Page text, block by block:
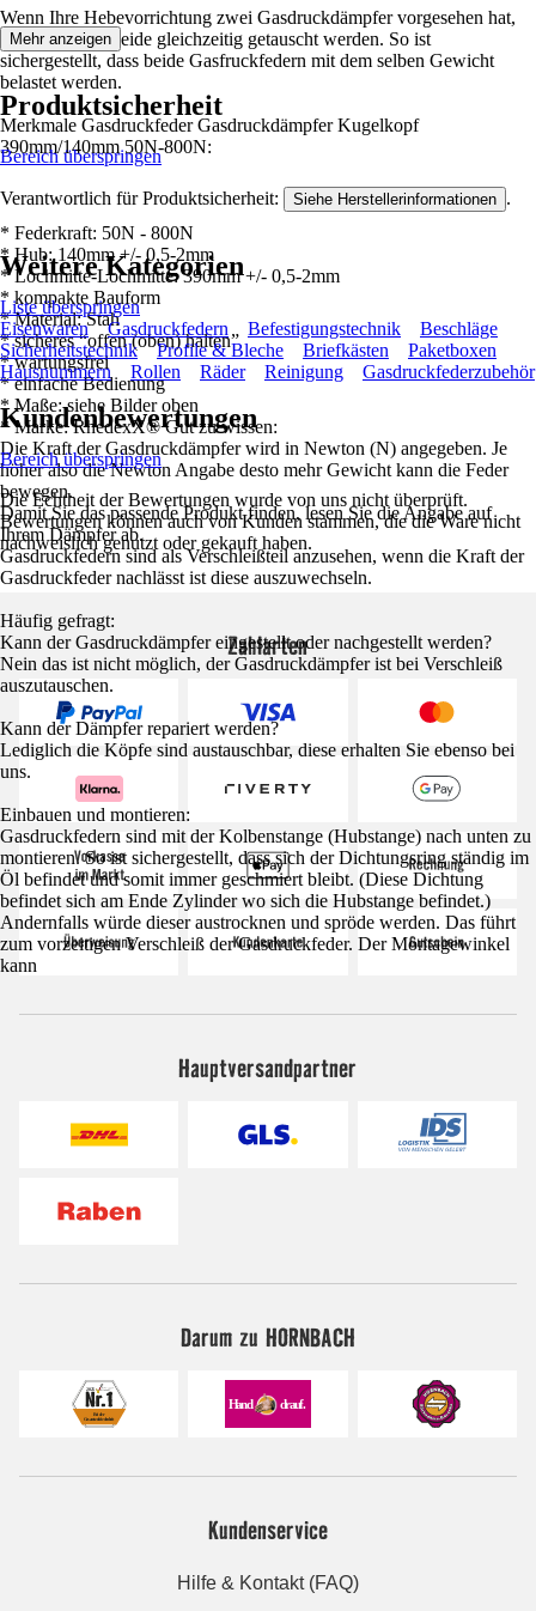
Wenn Ihre Hebevorrichtung zwei Gasdruckdämpfer vorgesehen hat,
sollten jeweils beide gleichzeitig getauscht werden. So ist
sichergestellt, dass beide Gasfruckfedern mit dem selben Gewicht
belastet werden.
Merkmale Gasdruckfeder Gasdruckdämpfer Kugelkopf
390mm/140mm 50N-800N:
* Federkraft: 50N - 800N
* Hub: 140mm +/- 0,5-2mm
* Lochmitte-Lochmitte: 390mm +/- 0,5-2mm
* kompakte Bauform
* Material: Stah
* sicheres “offen (oben) halten”
* wartungsfrei
* einfache Bedienung
* Maße: siehe Bilder oben
* Marke: RhedexX® Gut zu wissen:
Die Kraft der Gasdruckdämpfer wird in Newton (N) angegeben. Je
höher also die Newton Angabe desto mehr Gewicht kann die Feder
bewegen.
Damit Sie das passende Produkt finden, lesen Sie die Angabe auf
Ihrem Dämpfer ab.
Gasdruckfedern sind als Verschleißteil anzusehen, wenn die Kraft der
Gasdruckfeder nachlässt ist diese auszuwechseln.
Häufig gefragt:
Kann der Gasdruckdämpfer eingestellt oder nachgestellt werden?
Nein das ist nicht möglich, der Gasdruckdämpfer ist bei Verschleiß
auszutauschen.
Kann der Dämpfer repariert werden?
Lediglich die Köpfe sind austauschbar, diese erhalten Sie ebenso bei
uns.
Einbauen und montieren:
Gasdruckfedern sind mit der Kolbenstange (Hubstange) nach unten zu
montieren. So ist sichergestellt, dass sich der Dichtungsring ständig im
Öl befindet und somit immer geschmiert bleibt. (Diese Dichtung
befindet sich am Ende Zylinder wo sich die Hubstange befindet.)
Andernfalls würde dieser austrocknen und spröde werden. Das führt
zum vorzeitigen Verschleiß der Gasdruckfeder. Der Montagewinkel
kann
Mehr anzeigen
Produktsicherheit
Bereich überspringen
Verantwortlich für Produktsicherheit: Siehe Herstellerinformationen .
Weitere Kategorien
Liste überspringen
Eisenwaren
Gasdruckfedern Befestigungstechnik
Beschläge
Sicherheitstechnik
Profile & Bleche Briefkästen
Paketboxen
Hausnummern
Rollen Räder Reinigung Gasdruckfederzubehör
Kundenbewertungen
Bereich überspringen
Die Echtheit der Bewertungen wurde von uns nicht überprüft.
Bewertungen können auch von Kunden stammen, die die Ware nicht
nachweislich genutzt oder gekauft haben.
Zahlarten
Hauptversandpartner
Darum zu HORNBACH
Kundenservice
Hilfe & Kontakt (FAQ)